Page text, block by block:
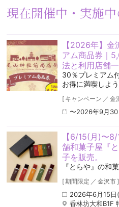
現在開催中・実施
【2026年】金
アム商品券｜
法と利用店舗
30％プレミアム
お得に満喫しよう
[ キャンペーン ／ 金
〜2026年9月30
【6/15(月)〜
舗和菓子屋『
子を販売。
『とらや』の和
[期間限定 ／ 金沢市]
2026年6月15
香林坊大和B1F